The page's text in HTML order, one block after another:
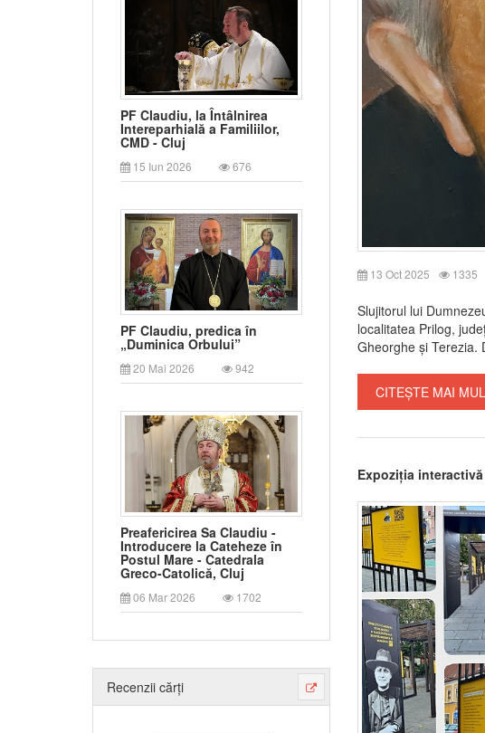
PF Claudiu, la Întâlnirea
Intereparhială a Familiilor,
CMD - Cluj
15 Iun 2026 676
PF Claudiu, predica în
„Duminica Orbului”
20 Mai 2026 942
Preafericirea Sa Claudiu -
Introducere la Cateheze în
Postul Mare - Catedrala
Greco-Catolică, Cluj
06 Mar 2026 1702
Recenzii cărți
13 Oct 2025 1335
Slujitorul lui
localitatea Prilog,
Gheorghe și Terezia.
CITEȘTE MAI
Expoziția